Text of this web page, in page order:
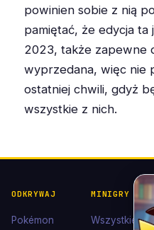
powinien sobie z nią
pamiętać, że edycja ta
2023, także zapewne
wyprzedana, więc nie
ostatniej chwili, gdyż
wszystkie z nich.
ODKRYWAJ
Pokémon
MINIGRY
Wszystkie